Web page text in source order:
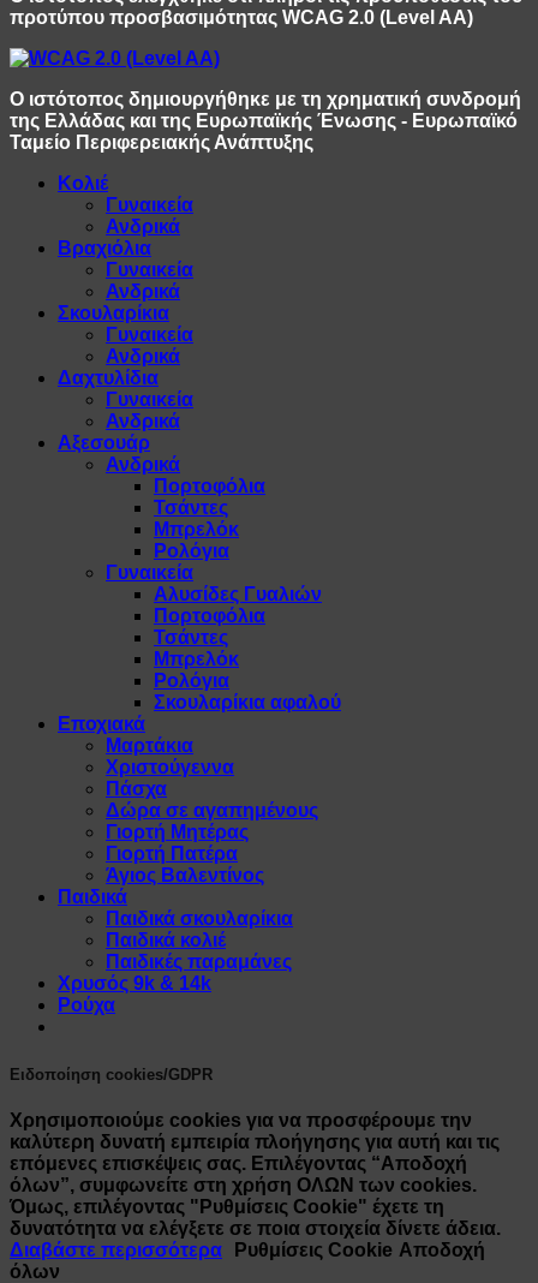
προτύπου προσβασιμότητας WCAG 2.0 (Level AA)
Ο ιστότοπος δημιουργήθηκε με τη χρηματική συνδρομή
της Ελλάδας και της Ευρωπαϊκής Ένωσης - Ευρωπαϊκό
Ταμείο Περιφερειακής Ανάπτυξης
Κολιέ
Γυναικεία
Ανδρικά
Βραχιόλια
Γυναικεία
Ανδρικά
Σκουλαρίκια
Γυναικεία
Ανδρικά
Δαχτυλίδια
Γυναικεία
Ανδρικά
Αξεσουάρ
Ανδρικά
Πορτοφόλια
Τσάντες
Μπρελόκ
Ρολόγια
Γυναικεία
Αλυσίδες Γυαλιών
Πορτοφόλια
Τσάντες
Μπρελόκ
Ρολόγια
Σκουλαρίκια αφαλού
Εποχιακά
Μαρτάκια
Χριστούγεννα
Πάσχα
Δώρα σε αγαπημένους
Γιορτή Μητέρας
Γιορτή Πατέρα
Άγιος Βαλεντίνος
Παιδικά
Παιδικά σκουλαρίκια
Παιδικά κολιέ
Παιδικές παραμάνες
Χρυσός 9k & 14k
Ρούχα
Ειδοποίηση cookies/GDPR
Χρησιμοποιούμε cookies για να προσφέρουμε την
καλύτερη δυνατή εμπειρία πλοήγησης για αυτή και τις
επόμενες επισκέψεις σας. Επιλέγοντας “Αποδοχή
όλων”, συμφωνείτε στη χρήση ΟΛΩΝ των cookies.
Όμως, επιλέγοντας "Ρυθμίσεις Cookie" έχετε τη
δυνατότητα να ελέγξετε σε ποια στοιχεία δίνετε άδεια.
Διαβάστε περισσότερα
Ρυθμίσεις Cookie Αποδοχή
όλων